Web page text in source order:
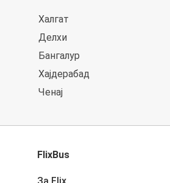
Халгат
Делхи
Бангалур
Хајдерабад
Чeнај
FlixBus